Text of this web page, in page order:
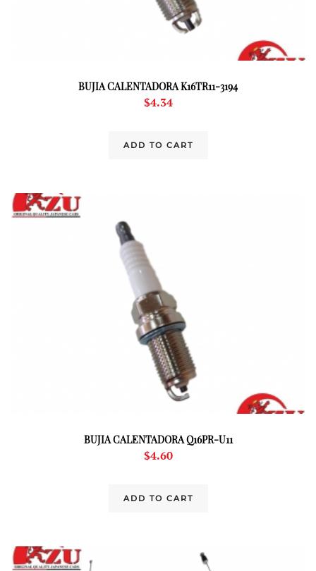
BUJIA CALENTADORA K16TR11-3194
$4.34
ADD TO CART
BUJIA CALENTADORA Q16PR-U11
$4.60
ADD TO CART